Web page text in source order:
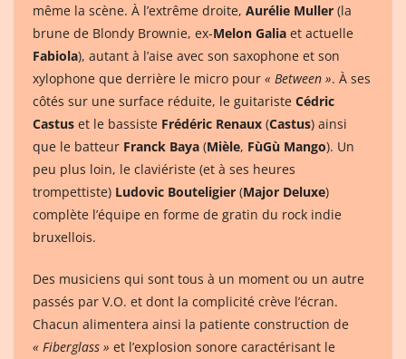
même la scène. À l’extrême droite, Aurélie Muller (la
brune de Blondy Brownie, ex-Melon Galia et actuelle
Fabiola), autant à l’aise avec son saxophone et son
xylophone que derrière le micro pour « Between ». À ses
côtés sur une surface réduite, le guitariste Cédric
Castus et le bassiste Frédéric Renaux (Castus) ainsi
que le batteur Franck Baya (Mièle, FùGù Mango). Un
peu plus loin, le claviériste (et à ses heures
trompettiste) Ludovic Bouteligier (Major Deluxe)
complète l’équipe en forme de gratin du rock indie
bruxellois.
Des musiciens qui sont tous à un moment ou un autre
passés par V.O. et dont la complicité crève l’écran.
Chacun alimentera ainsi la patiente construction de
« Fiberglass » et l’explosion sonore caractérisant le